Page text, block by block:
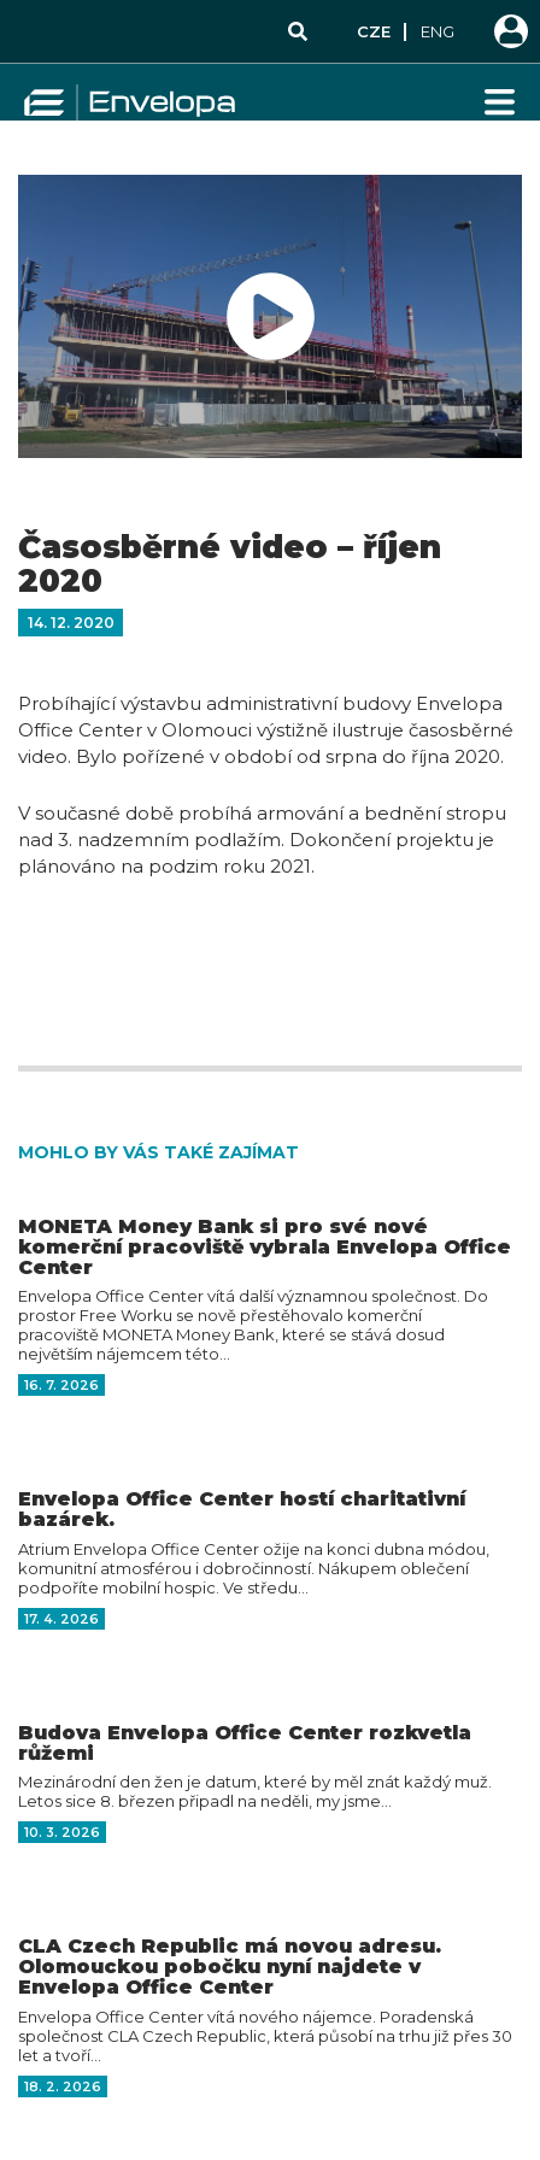
CZE ENG
PŘEHRÁT VIDEO
Časosběrné video – říjen
2020
14. 12. 2020
Probíhající výstavbu administrativní budovy Envelopa
Office Center v Olomouci výstižně ilustruje časosběrné
video. Bylo pořízené v období od srpna do října 2020.
V současné době probíhá armování a bednění stropu
nad 3. nadzemním podlažím. Dokončení projektu je
plánováno na podzim roku 2021.
MOHLO BY VÁS TAKÉ ZAJÍMAT
MONETA Money Bank si pro své nové
komerční pracoviště vybrala Envelopa Office
Center
Envelopa Office Center vítá další významnou společnost. Do
prostor Free Worku se nově přestěhovalo komerční
pracoviště MONETA Money Bank, které se stává dosud
největším nájemcem této…
16. 7. 2026
Envelopa Office Center hostí charitativní
bazárek.
Atrium Envelopa Office Center ožije na konci dubna módou,
komunitní atmosférou i dobročinností. Nákupem oblečení
podpoříte mobilní hospic. Ve středu…
17. 4. 2026
Budova Envelopa Office Center rozkvetla
růžemi
Mezinárodní den žen je datum, které by měl znát každý muž.
Letos sice 8. březen připadl na neděli, my jsme…
10. 3. 2026
CLA Czech Republic má novou adresu.
Olomouckou pobočku nyní najdete v
Envelopa Office Center
Envelopa Office Center vítá nového nájemce. Poradenská
společnost CLA Czech Republic, která působí na trhu již přes 30
let a tvoří…
18. 2. 2026